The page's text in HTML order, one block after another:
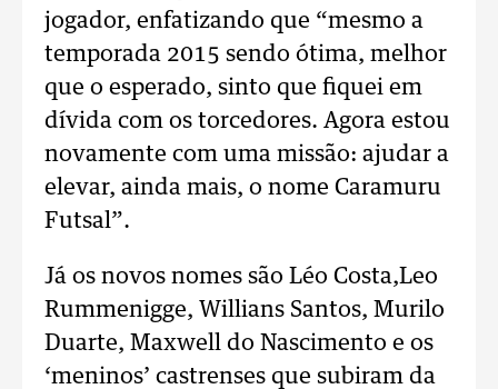
jogador, enfatizando que “mesmo a
temporada 2015 sendo ótima, melhor
que o esperado, sinto que fiquei em
dívida com os torcedores. Agora estou
novamente com uma missão: ajudar a
elevar, ainda mais, o nome Caramuru
Futsal”.
Já os novos nomes são Léo Costa,Leo
Rummenigge, Willians Santos, Murilo
Duarte, Maxwell do Nascimento e os
‘meninos’ castrenses que subiram da